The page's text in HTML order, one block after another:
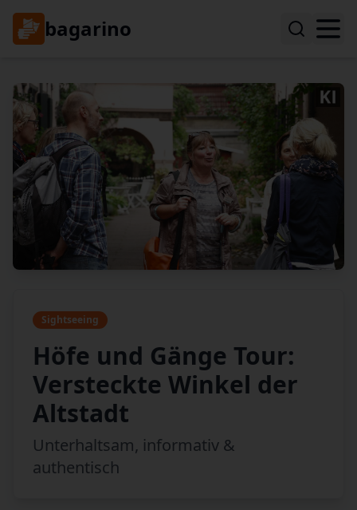
bagarino
Sightseeing
Höfe und Gänge Tour:
Versteckte Winkel der
Altstadt
Unterhaltsam, informativ &
authentisch